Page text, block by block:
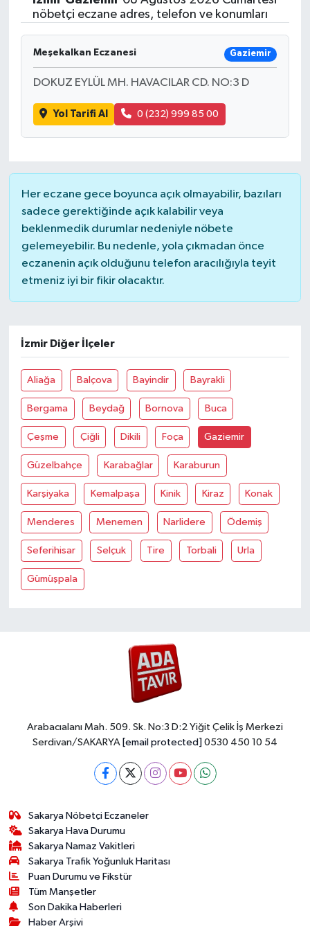
nöbetçi eczane adres, telefon ve konumları
Meşekalkan Eczanesi Gaziemir
DOKUZ EYLÜL MH. HAVACILAR CD. NO:3 D
Yol Tarifi Al 0 (232) 999 85 00
Her eczane gece boyunca açık olmayabilir, bazıları
sadece gerektiğinde açık kalabilir veya
beklenmedik durumlar nedeniyle nöbete
gelemeyebilir. Bu nedenle, yola çıkmadan önce
eczanenin açık olduğunu telefon aracılığıyla teyit
etmeniz iyi bir fikir olacaktır.
İzmir Diğer İlçeler
Aliağa Balçova Bayindir Bayrakli
Bergama Beydağ Bornova Buca
Çeşme Çiğli Dikili Foça Gaziemir
Güzelbahçe Karabağlar Karaburun
Karşiyaka Kemalpaşa Kinik Kiraz Konak
Menderes Menemen Narlidere Ödemiş
Seferihisar Selçuk Tire Torbali Urla
Gümüşpala
Arabacıalanı Mah. 509. Sk. No:3 D:2 Yiğit Çelik İş Merkezi
Serdivan/SAKARYA [email protected] 0530 450 10 54
Sakarya Nöbetçi Eczaneler
Sakarya Hava Durumu
Sakarya Namaz Vakitleri
Sakarya Trafik Yoğunluk Haritası
Puan Durumu ve Fikstür
Tüm Manşetler
Son Dakika Haberleri
Haber Arşivi